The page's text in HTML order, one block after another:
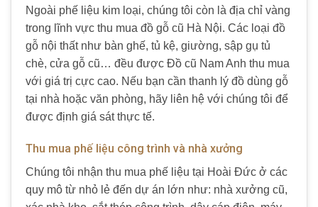
Ngoài phế liệu kim loại, chúng tôi còn là địa chỉ vàng
trong lĩnh vực thu mua đồ gỗ cũ Hà Nội. Các loại đồ
gỗ nội thất như bàn ghế, tủ kệ, giường, sập gụ tủ
chè, cửa gỗ cũ… đều được Đồ cũ Nam Anh thu mua
với giá trị cực cao. Nếu bạn cần thanh lý đồ dùng gỗ
tại nhà hoặc văn phòng, hãy liên hệ với chúng tôi để
được định giá sát thực tế.
Thu mua phế liệu công trình và nhà xưởng
Chúng tôi nhận thu mua phế liệu tại Hoài Đức ở các
quy mô từ nhỏ lẻ đến dự án lớn như: nhà xưởng cũ,